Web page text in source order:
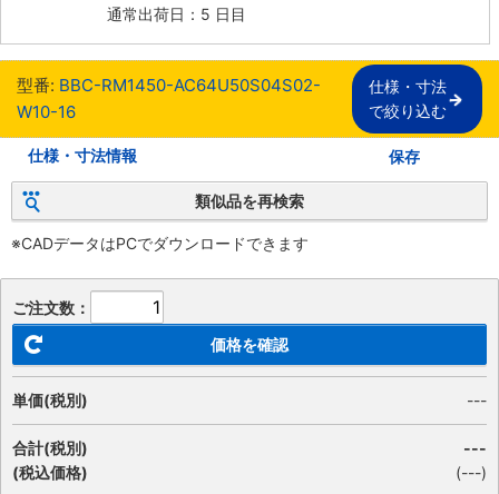
通常出荷日：5 日目
型番: BBC-RM1450-AC64U50S04S02-
W10-16
仕様・寸法
で絞り込む
仕様・寸法情報 保存
類似品を再検索
※CADデータはPCでダウンロードできます
ご注文数：
価格を確認
単価(税別) ---
合計(税別)
(税込価格)
---
(---)